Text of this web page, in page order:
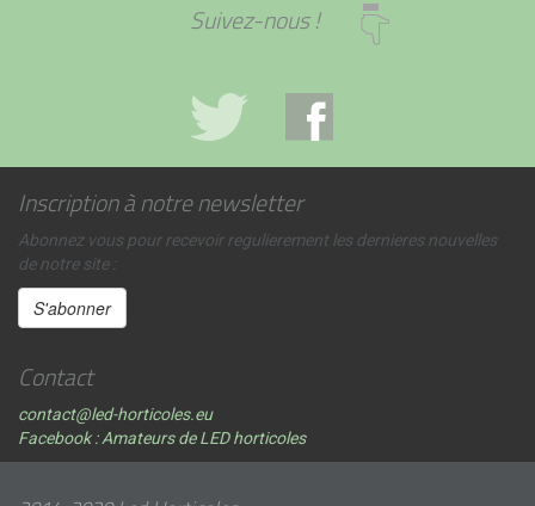
Suivez-nous !
Inscription à notre newsletter
Abonnez vous pour recevoir regulierement les dernieres nouvelles
de notre site :
Contact
contact@led-horticoles.eu
Facebook : Amateurs de LED horticoles